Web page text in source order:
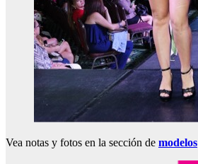
Vea notas y fotos en la sección de modelos